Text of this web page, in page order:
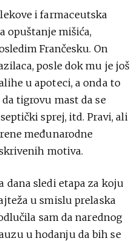
i farmaceutska
opuštanje mišića,
Frančesku. On
posle dok mu je još
u apoteci, a onda to
tigrovu mast da se
sprej, itd. Pravi, ali
međunarodne
motiva.
dana sledi etapa za koju
u smislu prelaska
sam da narednog
u hodanju da bih se